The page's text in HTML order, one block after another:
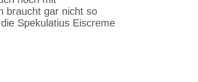
braucht gar nicht so
Spekulatius Eiscreme